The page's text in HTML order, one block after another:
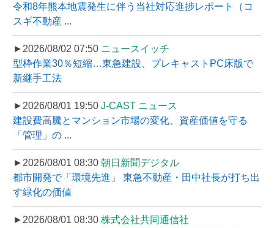
令和8年熊本地震発生に伴う当社対応進捗レポート（コ
スギ不動産 ...
►2026/08/02 07:50 ニュースイッチ
型枠作業30％短縮…東急建設、プレキャストPC床版で
新継手工法
►2026/08/01 19:50 J-CAST ニュース
建設費高騰とマンション市場の変化、資産価値を守る
「管理」の ...
►2026/08/01 08:30 朝日新聞デジタル
都市開発で「環境先進」 東急不動産・田中社長が打ち出
す緑化の価値
►2026/08/01 08:30 株式会社共同通信社